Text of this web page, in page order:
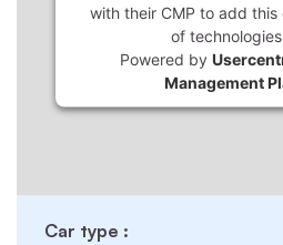
with their CMP to add
of
Powered by
Management
Car type :